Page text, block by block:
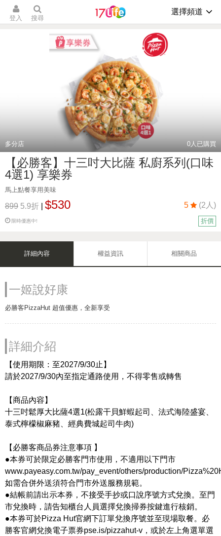
登入 搜尋
選擇頻道
多分店 0人已購買
【必勝客】十三吋大比薩 私廚系列(口味
4選1) 享樂券
馬上點餐享用美味
899 5.9折 $530 5 (2人)
限時優惠中! 折價
詳細內容 權益資訊 相關商品
一姬說好康
必勝客PizzaHut 超值優惠，全新享受
詳細介紹
【使用期限：至2027/9/30止】
請於2027/9/30內至指定通路使用，不得零售或轉售
【商品內容】
十三吋鬆厚大比薩4選1(松露干貝鮮蝦起司、法式海陸盛宴、
泰式檸檬椒麻豬、經典費城起司牛肉)
【必勝客商品券注意事項 】
●本券可於限定必勝客門市使用，不適用以下門市
www.payeasy.com.tw/pay_event/others/production/
如需合併外送須符合門市外送服務規範。
●結帳前請出示本券，不接受手抄或口說序號方式兌換。至門
市兌換時，請告知櫃台人員選擇兌換掃券按鍵進行核銷。
●本券可於Pizza Hut官網下訂單兌換序號並至現場取餐。必
勝客官網兌換電子票券pse.is/pizzahut-v，或於左上角選單選